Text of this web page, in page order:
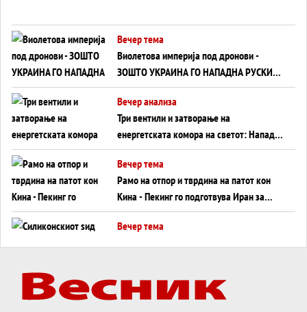
Вечер тема
Виолетова империја под дронови -
ЗОШТО УКРАИНА ГО НАПАДНА РУСКИОТ
WILDBERRIES
Вечер анализа
Три вентили и затворање на
енергетската комора на светот: Нападот
во Суец најавува глобален енергетски
инфаркт?
Вечер тема
Рамо на отпор и тврдина на патот кон
Кина - Пекинг го подготвува Иран за
американска копнена инвазија
Вечер тема
Вечер тема